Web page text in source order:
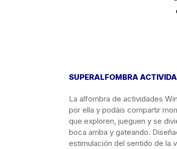
SUPERALFOMBRA
La alfombra de actividades
por ella y podáis compartir
que exploren, jueguen y se
boca arriba y gateando.
estimulación del sentido de la